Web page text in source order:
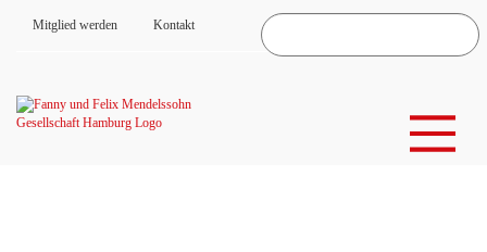
Mitglied werden Kontakt